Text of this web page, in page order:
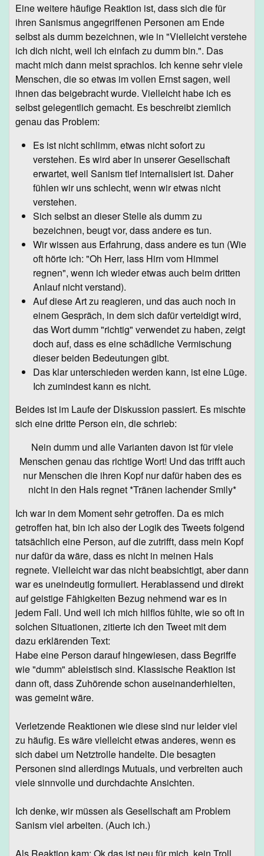
Eine weitere häufige Reaktion ist, dass sich die für
ihren Sanismus angegriffenen Personen am Ende
selbst als dumm bezeichnen, wie in "Vielleicht verstehe
ich dich nicht, weil ich einfach zu dumm bin.". Das
macht mich dann meist sprachlos. Ich kenne sehr viele
Menschen, die so etwas im vollen Ernst sagen, weil
ihnen das beigebracht wurde. Vielleicht habe ich es
selbst gelegentlich gemacht. Es beschreibt ziemlich
genau das Problem:
Es ist nicht schlimm, etwas nicht sofort zu
verstehen. Es wird aber in unserer Gesellschaft
erwartet, weil Sanism tief internalisiert ist. Daher
fühlen wir uns schlecht, wenn wir etwas nicht
verstehen.
Sich selbst an dieser Stelle als dumm zu
bezeichnen, beugt vor, dass andere es tun.
Wir wissen aus Erfahrung, dass andere es tun (Wie
oft hörte ich: "Oh Herr, lass Hirn vom Himmel
regnen", wenn ich wieder etwas auch beim dritten
Anlauf nicht verstand).
Auf diese Art zu reagieren, und das auch noch in
einem Gespräch, in dem sich dafür verteidigt wird,
das Wort dumm "richtig" verwendet zu haben, zeigt
doch auf, dass es eine schädliche Vermischung
dieser beiden Bedeutungen gibt.
Das klar unterschieden werden kann, ist eine Lüge.
Ich zumindest kann es nicht.
Beides ist im Laufe der Diskussion passiert. Es mischte
sich eine dritte Person ein, die schrieb:
Nein dumm und alle Varianten davon ist für viele
Menschen genau das richtige Wort! Und das trifft auch
nur Menschen die ihren Kopf nur dafür haben des es
nicht in den Hals regnet *Tränen lachender Smily*
Ich war in dem Moment sehr getroffen. Da es mich
getroffen hat, bin ich also der Logik des Tweets folgend
tatsächlich eine Person, auf die zutrifft, dass mein Kopf
nur dafür da wäre, dass es nicht in meinen Hals
regnete. Vielleicht war das nicht beabsichtigt, aber dann
war es uneindeutig formuliert. Herablassend und direkt
auf geistige Fähigkeiten Bezug nehmend war es in
jedem Fall. Und weil ich mich hilflos fühlte, wie so oft in
solchen Situationen, zitierte ich den Tweet mit dem
dazu erklärenden Text:
Habe eine Person darauf hingewiesen, dass Begriffe
wie "dumm" ableistisch sind. Klassische Reaktion ist
dann oft, dass Zuhörende schon auseinanderhielten,
was gemeint wäre.
Verletzende Reaktionen wie diese sind nur leider viel
zu häufig. Es wäre vielleicht etwas anderes, wenn es
sich dabei um Netztrolle handelte. Die besagten
Personen sind allerdings Mutuals, und verbreiten auch
viele sinnvolle und durchdachte Ansichten.
Ich denke, wir müssen als Gesellschaft am Problem
Sanism viel arbeiten. (Auch ich.)